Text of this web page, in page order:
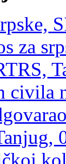
za
civila